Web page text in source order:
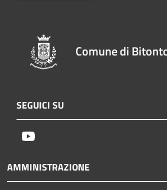
Comune di
SEGUICI SU
AMMINISTRAZIONE